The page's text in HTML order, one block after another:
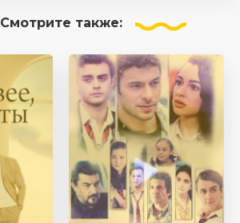
Смотрите также: